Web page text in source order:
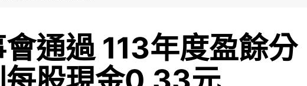
通過 113年度盈餘分